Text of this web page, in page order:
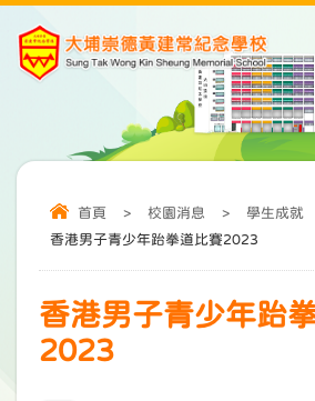
首頁 > 校園消息 > 學生成就
香港男子青少年跆拳道比賽2023
香港男子青少年跆
2023